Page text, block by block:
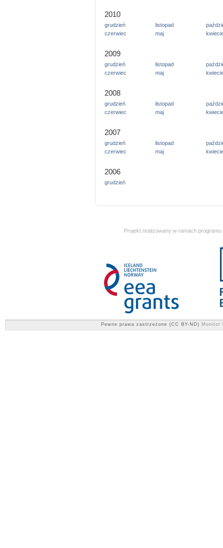
2010
grudzień listopad
czerwiec
maj
2009
grudzień listopad
czerwiec
maj
2008
grudzień listopad
czerwiec
maj
2007
grudzień listopad
czerwiec
maj
2006
grudzień
Projekt realizowany w ramach
Pewne prawa zastrzeżone (CC BY-ND) Monitor